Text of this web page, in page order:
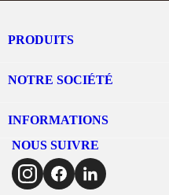
PRODUITS
NOTRE SOCIÉTÉ
INFORMATIONS
NOUS SUIVRE